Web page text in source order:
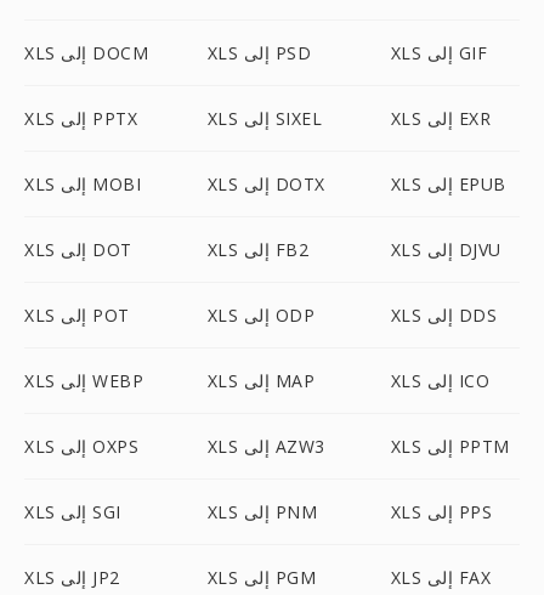
XLS إلى DOCM XLS إلى PSD XLS إلى GIF
XLS إلى PPTX XLS إلى SIXEL XLS إلى EXR
XLS إلى MOBI XLS إلى DOTX XLS إلى EPUB
XLS إلى DOT XLS إلى FB2 XLS إلى DJVU
XLS إلى POT XLS إلى ODP XLS إلى DDS
XLS إلى WEBP XLS إلى MAP XLS إلى ICO
XLS إلى OXPS XLS إلى AZW3 XLS إلى PPTM
XLS إلى SGI XLS إلى PNM XLS إلى PPS
XLS إلى JP2 XLS إلى PGM XLS إلى FAX